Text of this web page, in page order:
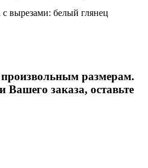
вырезами: белый глянец
произвольным размерам.
Вашего заказа, оставьте